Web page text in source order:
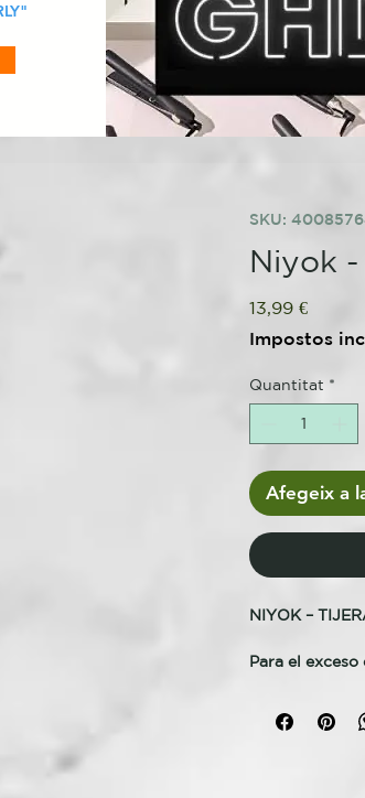
SKU:
Niyok -
13,99 €Price
Impostos
Quantitat *
Afegeix a
NIYOK –
Para el